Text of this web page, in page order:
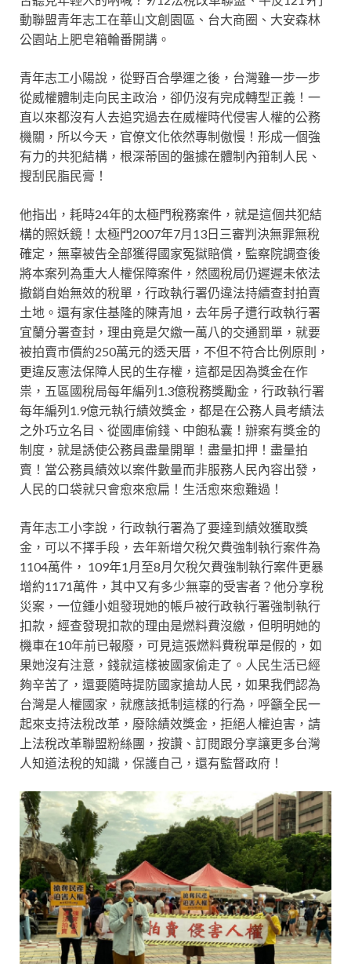
動聯盟青年志工在華山文創園區、台大商圈、大安森林
公園站上肥皂箱輪番開講。
青年志工小陽說，從野百合學運之後，台灣雖一步一步
從威權體制走向民主政治，卻仍沒有完成轉型正義！一
直以來都沒有人去追究過去在威權時代侵害人權的公務
機關，所以今天，官僚文化依然專制傲慢！形成一個強
有力的共犯結構，根深蒂固的盤據在體制內箝制人民、
搜刮民脂民膏！
他指出，耗時24年的太極門稅務案件，就是這個共犯結
構的照妖鏡！太極門2007年7月13日三審判決無罪無稅
確定，無辜被告全部獲得國家冤獄賠償，監察院調查後
將本案列為重大人權保障案件，然國稅局仍遲遲未依法
撤銷自始無效的稅單，行政執行署仍違法持續查封拍賣
土地。還有家住基隆的陳青旭，去年房子遭行政執行署
宜蘭分署查封，理由竟是欠繳一萬八的交通罰單，就要
被拍賣市價約250萬元的透天厝，不但不符合比例原則，
更違反憲法保障人民的生存權，這都是因為獎金在作
祟，五區國稅局每年編列1.3億稅務獎勵金，行政執行署
每年編列1.9億元執行績效獎金，都是在公務人員考績法
之外巧立名目、從國庫偷錢、中飽私囊！辦案有獎金的
制度，就是誘使公務員盡量開單！盡量扣押！盡量拍
賣！當公務員績效以案件數量而非服務人民內容出發，
人民的口袋就只會愈來愈扁！生活愈來愈難過！
青年志工小李說，行政執行署為了要達到績效獲取獎
金，可以不擇手段，去年新增欠稅欠費強制執行案件為
1104萬件， 109年1月至8月欠稅欠費強制執行案件更暴
增約1171萬件，其中又有多少無辜的受害者？他分享稅
災案，一位鍾小姐發現她的帳戶被行政執行署強制執行
扣款，經查發現扣款的理由是燃料費沒繳，但明明她的
機車在10年前已報廢，可見這張燃料費稅單是假的，如
果她沒有注意，錢就這樣被國家偷走了。人民生活已經
夠辛苦了，還要隨時提防國家搶劫人民，如果我們認為
台灣是人權國家，就應該抵制這樣的行為，呼籲全民一
起來支持法稅改革，廢除績效獎金，拒絕人權迫害，請
上法稅改革聯盟粉絲團，按讚、訂閱跟分享讓更多台灣
人知道法稅的知識，保護自己，還有監督政府！